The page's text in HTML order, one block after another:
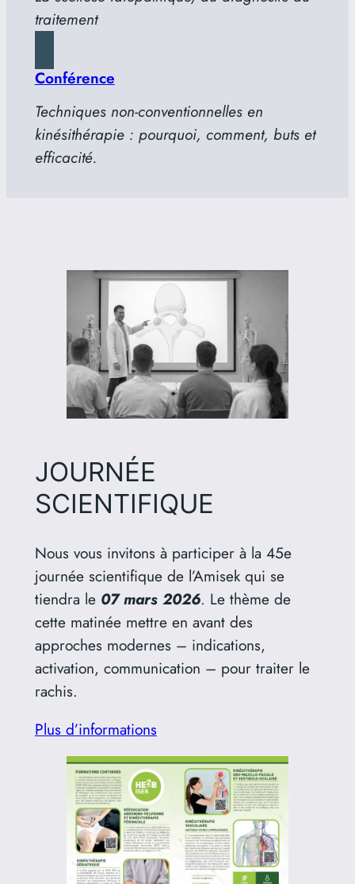
traitement
Conférence
Techniques non-conventionnelles en
kinésithérapie : pourquoi, comment, buts et
efficacité.
JOURNÉE
SCIENTIFIQUE
Nous vous invitons à participer à la 45e
journée scientifique de l’Amisek qui se
tiendra le 07 mars 2026. Le thème de
cette matinée mettre en avant des
approches modernes – indications,
activation, communication – pour traiter le
rachis.
Plus d’informations